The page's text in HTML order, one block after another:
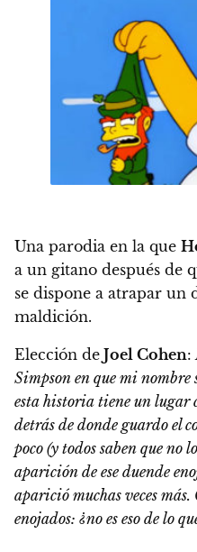
Una parodia en la que
a un gitano después de
se dispone a atrapar
maldición.
Elección de Joel Cohen:
Simpson en que mi nombre
esta historia tiene un lugar
detrás de donde guardo el
poco (y todos saben que no
aparición de ese duende
aparició muchas veces
enojados: ¿no es eso de lo